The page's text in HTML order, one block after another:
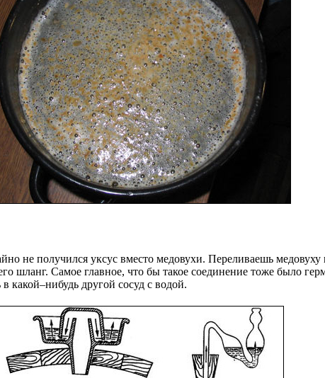
не получился уксус вместо медовухи. Переливаешь
шланг. Самое главное, что бы такое соединение тоже было
какой–нибудь другой сосуд с водой.